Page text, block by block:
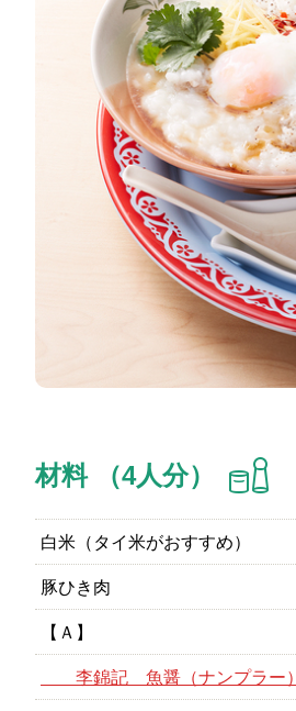
材料 （4人分）
白米（タイ米がおすすめ）
豚ひき肉
【Ａ】
李錦記 魚醤（ナンプラー）